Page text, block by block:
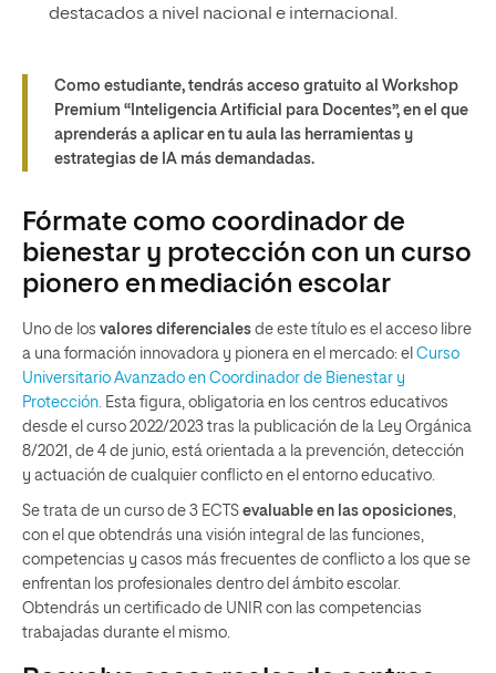
destacados a nivel nacional e internacional.
Como estudiante, tendrás acceso gratuito al Workshop
Premium “Inteligencia Artificial para Docentes”, en el que
aprenderás a aplicar en tu aula las herramientas y
estrategias de IA más demandadas.
Fórmate como coordinador de
bienestar y protección con un curso
pionero en mediación escolar
Uno de los valores diferenciales de este título es el acceso libre
a una formación innovadora y pionera en el mercado: el Curso
Universitario Avanzado en Coordinador de Bienestar y
Protección. Esta figura, obligatoria en los centros educativos
desde el curso 2022/2023 tras la publicación de la Ley Orgánica
8/2021, de 4 de junio, está orientada a la prevención, detección
y actuación de cualquier conflicto en el entorno educativo.
Se trata de un curso de 3 ECTS evaluable en las oposiciones,
con el que obtendrás una visión integral de las funciones,
competencias y casos más frecuentes de conflicto a los que se
enfrentan los profesionales dentro del ámbito escolar.
Obtendrás un certificado de UNIR con las competencias
trabajadas durante el mismo.